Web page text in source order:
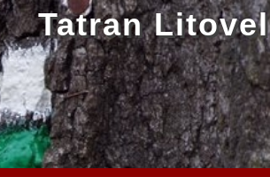
Tatran Litovel